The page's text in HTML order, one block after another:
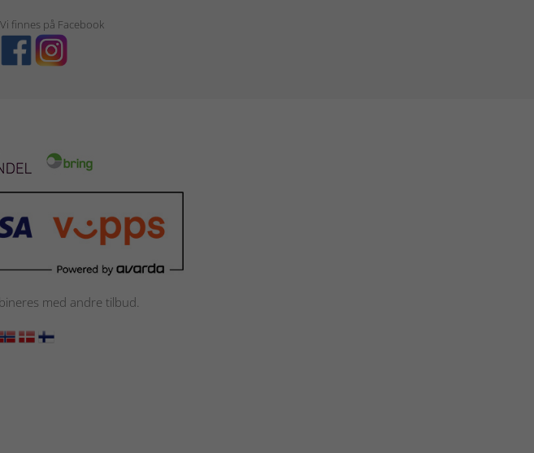
Vi finnes på Facebook
med andre tilbud.